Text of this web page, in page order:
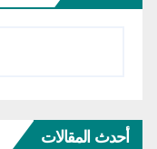
أحدث المقالات